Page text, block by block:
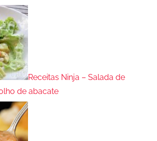
Receitas Ninja – Salada de
de abacate